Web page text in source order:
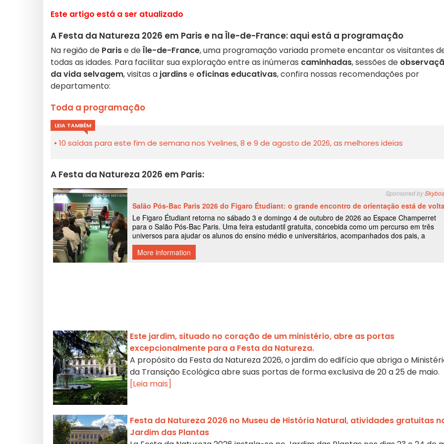
Este artigo está a ser atualizado
A Festa da Natureza 2026 em Paris e na Île-de-France: aqui está a programação
Na região de Parise deÎle-de-France, uma programação variada promete encantar os visitantes
todas as idades. Para facilitar sua exploração entre as inúmeras caminhadas, sessões de
da vida selvagem, visitas a jardinse oficinas educativas, confira nossas recomendações por
departamento:
Toda a programação
LEIA TAMBÉM
10 saídas para este fim de semana nos Yvelines, 8 e 9 de agosto de 2026, as melhores ideias
A Festa da Natureza 2026 em Paris:
Este jardim, situado no coração de um ministério, abre as portas
excepcionalmente para a Festa da Natureza.
A propósito da Festa da Natureza 2026, o jardim do edifício que abriga o
da Transição Ecológica abre suas portas de forma exclusiva de 20 a 25 de maio.
[Leia mais]
Festa da Natureza 2026 no Museu de História Natural, atividades gratuitas
Jardim das Plantas